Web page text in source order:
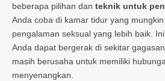
beberapa pilihan dan teknik untuk
Anda coba di kamar tidur yang
pengalaman seksual yang lebih baik.
Anda dapat bergerak di sekitar
masih berusaha untuk memiliki
menyenangkan.